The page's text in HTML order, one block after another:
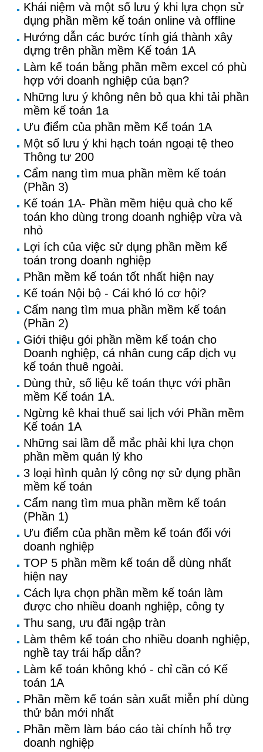
Khái niệm và một số lưu ý khi lựa chọn sử
dụng phần mềm kế toán online và offline
Hướng dẫn các bước tính giá thành xây
dựng trên phần mềm Kế toán 1A
Làm kế toán bằng phần mềm excel có phù
hợp với doanh nghiệp của bạn?
Những lưu ý không nên bỏ qua khi tải phần
mềm kế toán 1a
Ưu điểm của phần mềm Kế toán 1A
Một số lưu ý khi hạch toán ngoại tệ theo
Thông tư 200
Cẩm nang tìm mua phần mềm kế toán
(Phần 3)
Kế toán 1A- Phần mềm hiệu quả cho kế
toán kho dùng trong doanh nghiệp vừa và
nhỏ
Lợi ích của việc sử dụng phần mềm kế
toán trong doanh nghiệp
Phần mềm kế toán tốt nhất hiện nay
Kế toán Nội bộ - Cái khó ló cơ hội?
Cẩm nang tìm mua phần mềm kế toán
(Phần 2)
Giới thiệu gói phần mềm kế toán cho
Doanh nghiệp, cá nhân cung cấp dịch vụ
kế toán thuê ngoài.
Dùng thử, số liệu kế toán thực với phần
mềm Kế toán 1A.
Ngừng kê khai thuế sai lịch với Phần mềm
Kế toán 1A
Những sai lầm dễ mắc phải khi lựa chọn
phần mềm quản lý kho
3 loại hình quản lý công nợ sử dụng phần
mềm kế toán
Cẩm nang tìm mua phần mềm kế toán
(Phần 1)
Ưu điểm của phần mềm kế toán đối với
doanh nghiệp
TOP 5 phần mềm kế toán dễ dùng nhất
hiện nay
Cách lựa chọn phần mềm kế toán làm
được cho nhiều doanh nghiệp, công ty
Thu sang, ưu đãi ngập tràn
Làm thêm kế toán cho nhiều doanh nghiệp,
nghề tay trái hấp dẫn?
Làm kế toán không khó - chỉ cần có Kế
toán 1A
Phần mềm kế toán sản xuất miễn phí dùng
thử bản mới nhất
Phần mềm làm báo cáo tài chính hỗ trợ
doanh nghiệp